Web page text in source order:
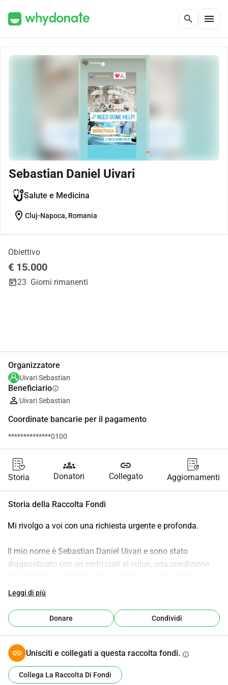
search menu
Sebastian Daniel Uivari
Salute e Medicina
location_on Cluj-Napoca, Romania
Obiettivo
€ 15.000
23 Giorni rimanenti
Organizzatore
Uivari Sebastian
Beneficiarioinfo
Uivari Sebastian
Coordinate bancarie per il pagamento
**************0100
Storia
groups
Donatori
link
Collegato Aggiornamenti
Storia della Raccolta Fondi
Mi rivolgo a voi con una richiesta urgente e profonda.
Il mio nome è Sebastian Daniel Uivari e sono stato
diagnosticato con un certo cisti al colon, una condizione
Questa diagnosi è stata stabilita il 27 ottobre, e da allora
Il trattamento raccomandato dai medici che include
fermare l'evoluzione della malattia e per ridarmi la
possibilità di una vita normale. Purtroppo, i costi totali del
trattamento ammontano a una somma elevata, circa
Leggi di più
Donare Condividi
Unisciti e collegati a questa raccolta fondi. info
Collega La Raccolta Di Fondi